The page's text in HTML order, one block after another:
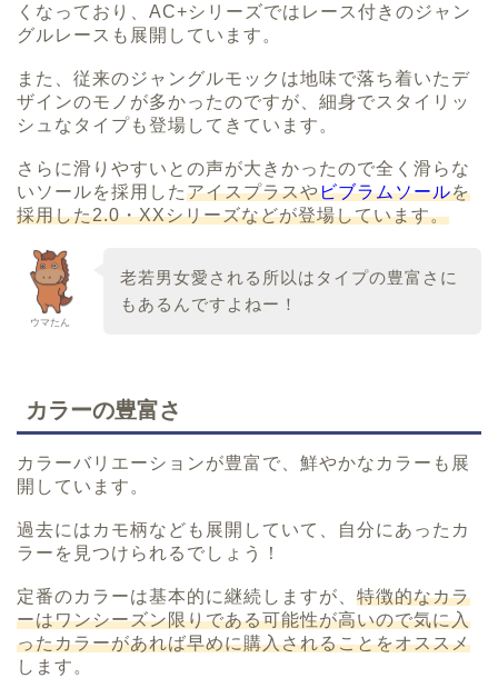
くなっており、 AC+シリーズではレース付きのジャン
グルレースも展開しています。
また、従来のジャングルモックは地味で落ち着いたデ
ザインのモノが多かったのですが、細身でスタイリッ
シュなタイプも登場してきています。
さらに滑りやすいとの声が大きかったので全く滑らな
いソールを採用したアイスプラスやビブラムソールを
採用した2.0・XXシリーズなどが登場しています。
ウマたん
老若男女愛される所以はタイプの豊富さに
もあるんですよねー！
カラーの豊富さ
カラーバリエーションが豊富で、鮮やかなカラーも展
開しています。
過去にはカモ柄なども展開していて、自分にあったカ
ラーを見つけられるでしょう！
定番のカラーは基本的に継続しますが、 特徴的なカラ
ーはワンシーズン限りである可能性が高いので気に入
ったカラーがあれば早めに購入されることをオススメ
します。